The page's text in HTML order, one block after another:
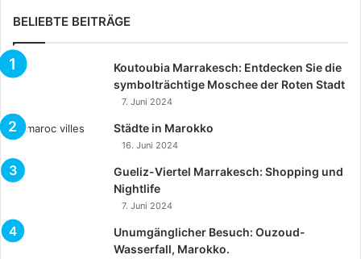
BELIEBTE BEITRÄGE
Koutoubia Marrakesch: Entdecken Sie die
symbolträchtige Moschee der Roten Stadt
7. Juni 2024
Städte in Marokko
16. Juni 2024
Gueliz-Viertel Marrakesch: Shopping und
Nightlife
7. Juni 2024
Unumgänglicher Besuch: Ouzoud-
Wasserfall, Marokko.